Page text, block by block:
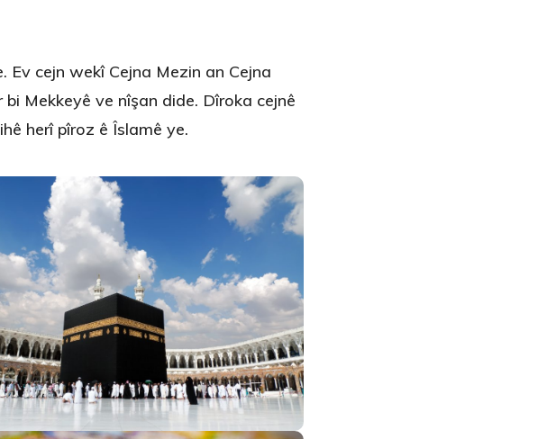
Ev cejn wekî Cejna Mezin an Cejna
Mekkeyê ve nîşan dide. Dîroka cejnê
herî pîroz ê Îslamê ye.